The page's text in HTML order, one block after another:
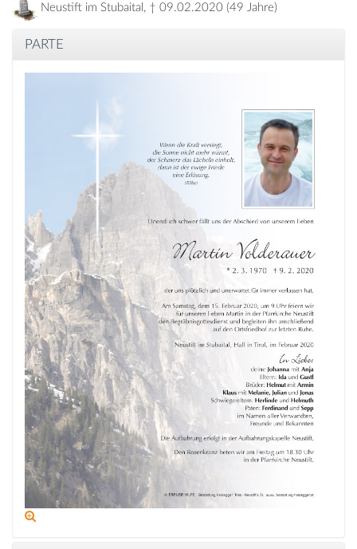
Neustift im Stubaital, † 09.02.2020 (49 Jahre)
PARTE